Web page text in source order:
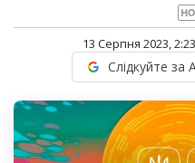
13 Серпня 2023, 2:23
Слідкуйте за